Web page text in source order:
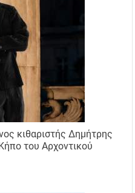
κιθαριστής Δημήτρης
του Αρχοντικού